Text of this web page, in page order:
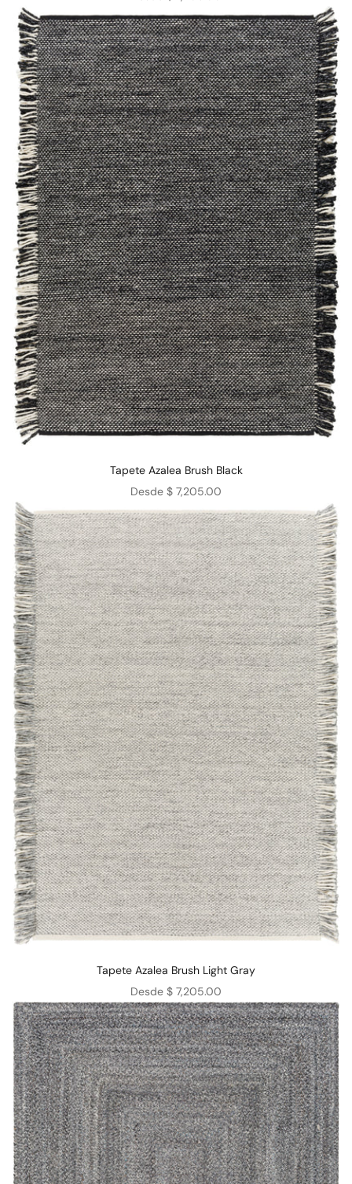
Tapete Azalea Brush Black
Precio de oferta
Desde $ 7,205.00
Tapete Azalea Brush Light Gray
Precio de oferta
Desde $ 7,205.00